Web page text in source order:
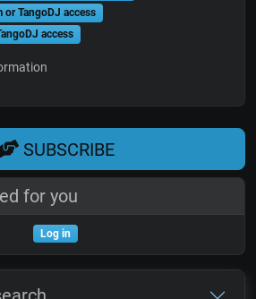
or TangoDJ access
access
SUBSCRIBE
for you
Log in